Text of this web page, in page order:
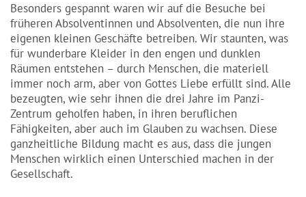
Besonders gespannt waren wir auf die Besuche bei
früheren Absolventinnen und Absolventen, die nun ihre
eigenen kleinen Geschäfte betreiben. Wir staunten, was
für wunderbare Kleider in den engen und dunklen
Räumen entstehen – durch Menschen, die materiell
immer noch arm, aber von Gottes Liebe erfüllt sind. Alle
bezeugten, wie sehr ihnen die drei Jahre im Panzi-
Zentrum geholfen haben, in ihren beruflichen
Fähigkeiten, aber auch im Glauben zu wachsen. Diese
ganzheitliche Bildung macht es aus, dass die jungen
Menschen wirklich einen Unterschied machen in der
Gesellschaft.